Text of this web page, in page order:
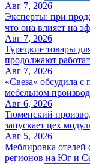
Авг 7, 2026
Эксперты: при
что она влияет на
Авг 7, 2026
Турецкие товары
продолжают
Авг 7, 2026
«Свеза» обсудила
мебельном
Авг 6, 2026
Тюменский
запускает цех
Авг 5, 2026
Меблировка отелей
регионов на Юг и